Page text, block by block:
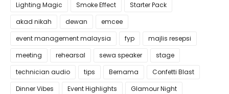
Lighting Magic
Smoke Effect
Starter Pack
akad nikah
dewan
emcee
event management malaysia
fyp
majlis resepsi
meeting
rehearsal sewa speaker
stage
technician audio
tips Bernama
Confetti Blast
Dinner Vibes
Event Highlights
Glamour Night